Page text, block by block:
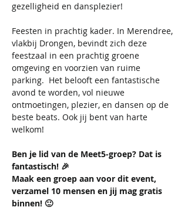
gezelligheid en dansplezier!
Feesten in prachtig kader. In Merendree,
vlakbij Drongen, bevindt zich deze
feestzaal in een prachtig groene
omgeving en voorzien van ruime
parking.  Het belooft een fantastische
avond te worden, vol nieuwe
ontmoetingen, plezier, en dansen op de
beste beats. Ook jij bent van harte
welkom!
Ben je lid van de Meet5-groep? Dat is
fantastisch! 🎉
Maak een groep aan voor dit event,
verzamel 10 mensen en jij mag gratis
binnen! 🙂